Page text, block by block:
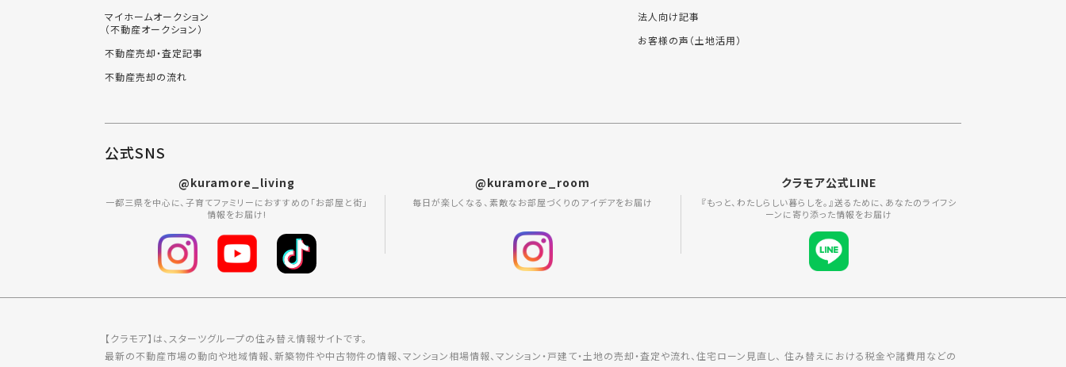
マイホームオークション
（不動産オークション）
不動産売却・査定記事
不動産売却の流れ
法人向け記事
お客様の声（土地活用）
公式SNS
@kuramore_living
一都三県を中心に、子育てファミリーにおすすめの「お部屋と街」
情報をお届け!
@kuramore_room
毎日が楽しくなる、素敵なお部屋づくりのアイデアをお届け
クラモア公式LINE
『もっと、わたしらしい暮らしを。』送るために、あなたのライフシ
ーンに寄り添った情報をお届け
【クラモア】は、スターツグループの住み替え情報サイトです。
最新の不動産市場の動向や地域情報、新築物件や中古物件の情報、マンション相場情報、マンション・戸建て・土地の売却・査定や流れ、住宅ローン見直し、 住み替えにおける税金や諸費用などの